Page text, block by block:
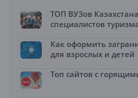
ТОП ВУЗов
специалистов
Как оформить
для взрослых и детей
Топ сайтов с